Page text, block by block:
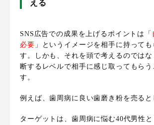
える
SNS広告での成果を上げるポイントは「
必要 」というイメージを相手に持って
す。しかも、それを頭で考えるのではな
断するレベルで相手に感じ取ってもら
す。
例えば、歯周病に良い歯磨き粉を売ると
ターゲットは、歯周病に悩む40代男性と